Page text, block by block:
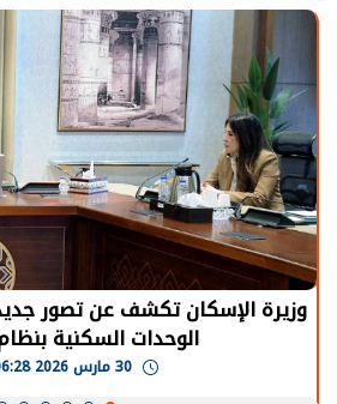
وزيرة الإسكان تكشف عن تصور
الوحدات السكنية بنظام